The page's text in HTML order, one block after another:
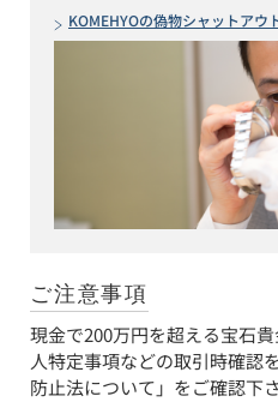
KOMEHYOの偽物シャットアウ
ご注意事項
現金で200万円を超える宝石
人特定事項などの取引時確認
防止法について」をご確認下さ